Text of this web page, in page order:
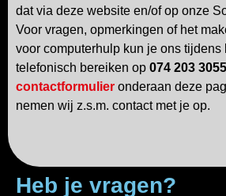
dat via deze website en/of op onze
Voor vragen, opmerkingen of het
voor computerhulp kun je ons tijdens
telefonisch bereiken op 074 203 3055
contactformulier onderaan deze
nemen wij z.s.m. contact met je op.
Heb je vragen?